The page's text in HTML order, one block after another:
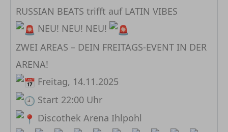
RUSSIAN BEATS trifft auf LATIN VIBES
NEU! NEU! NEU!
ZWEI AREAS – DEIN FREITAGS-EVENT IN DER
ARENA!
Freitag, 14.11.2025
Start 22:00 Uhr
Discothek Arena Ihlpohl